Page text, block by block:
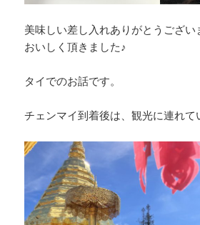
美味しい差し入れありがとうござ
おいしく頂きました♪
タイでのお話です。
チェンマイ到着後は、観光に連れて